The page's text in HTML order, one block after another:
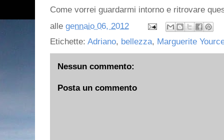
Come vorrei guardarmi intorno e ritrovare
alle gennaio 06, 2012
Etichette: Adriano, bellezza, Marguerite
Nessun commento:
Posta un commento